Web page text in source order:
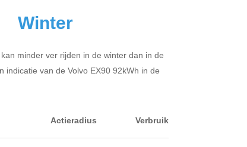
Winter
minder ver rijden in de winter dan in de
indicatie van de Volvo EX90 92kWh in de
Actieradius Verbruik